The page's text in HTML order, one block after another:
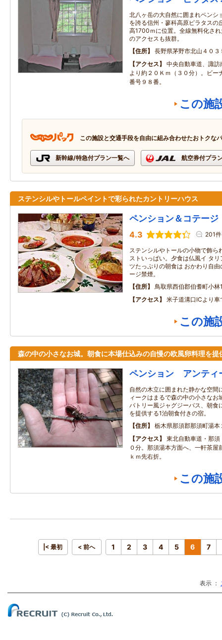
北八ヶ岳の大自然に囲まれペンシ
を誇る信州・蓼科高原ピラタスの
高1700ｍに位置。全線無料化さ
のアクセスも抜群。
住所
長野県茅野市北山４０３
アクセス
中央自動車道、諏
より約２０Ｋｍ（３０分）。ビー
番号９８番。
この施
この施設と交通手段を自由に組み合わせたおトクな
新幹線/特急付プラン一覧へ 航空券付プラ
ステンシルやトールペイントで彩られたカントリーハウス
ペンション＆コテー
4.3 201件
ステンシルやトールの小物で飾ら
ストいっぱい。夕食は仏風イ タ
ツたっぷりの朝食は おかわり自
ージ禁煙。
住所
鳥取県西伯郡伯耆町小
アクセス
米子道溝口ICより車
この施
森の中の小さなお城。朝食に本場仕込みの自慢の欧風卵料理を提
ペンション アンティ
自然の木立に囲まれた静かな空間
ィークはまるで森の中の小さなお
バトリー風ジャグジーバス、朝食
を提供する1泊朝食付きの宿。
住所
栃木県那須郡那須町湯本
アクセス
東北自動車道・那
０分。那須湯本方面へ、一軒茶屋
ｋｍ先右折。
この施
|< 最初 < 前へ 1 2 3 4 5 6 7
表示 ：